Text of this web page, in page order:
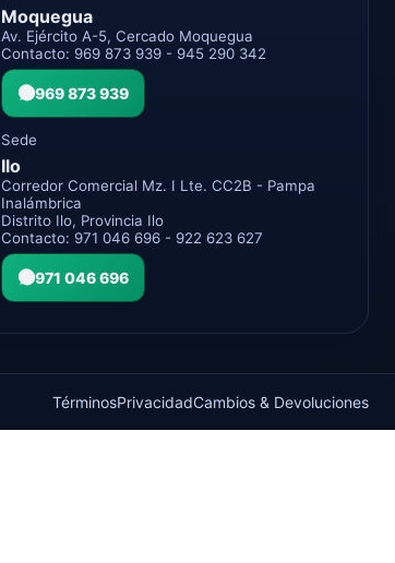
Moquegua
Av. Ejército A-5, Cercado Moquegua
Contacto: 969 873 939 - 945 290 342
969 873 939
Sede
Ilo
Corredor Comercial Mz. I Lte. CC2B - Pampa
Inalámbrica
Distrito Ilo, Provincia Ilo
Contacto: 971 046 696 - 922 623 627
971 046 696
TérminosPrivacidadCambios & Devoluciones